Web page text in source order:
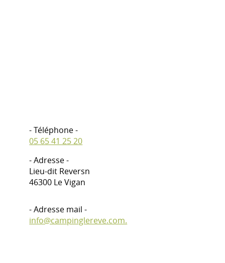
- Téléphone -
05 65 41 25 20
- Adresse -
Lieu-dit Reversn
46300 Le Vigan
- Adresse mail -
info@campinglereve.com.